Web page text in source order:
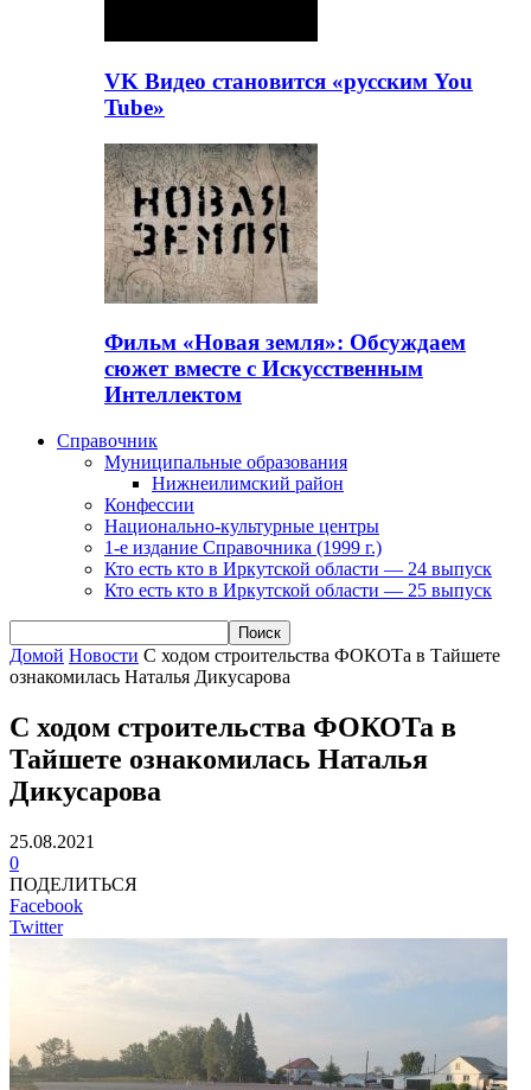
VK Видео становится «русским You
Tube»
Фильм «Новая земля»: Обсуждаем
сюжет вместе с Искусственным
Интеллектом
Справочник
Муниципальные образования
Нижнеилимский район
Конфессии
Национально-культурные центры
1-е издание Справочника (1999 г.)
Кто есть кто в Иркутской области — 24 выпуск
Кто есть кто в Иркутской области — 25 выпуск
Домой Новости С ходом строительства ФОКОТа в Тайшете
ознакомилась Наталья Дикусарова
С ходом строительства ФОКОТа в
Тайшете ознакомилась Наталья
Дикусарова
25.08.2021
0
ПОДЕЛИТЬСЯ
Facebook
Twitter